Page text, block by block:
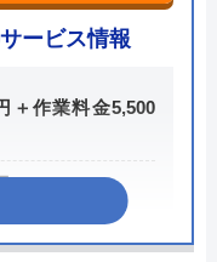
る
007
ービス情報
＋作業料金5,500
OFF
適用